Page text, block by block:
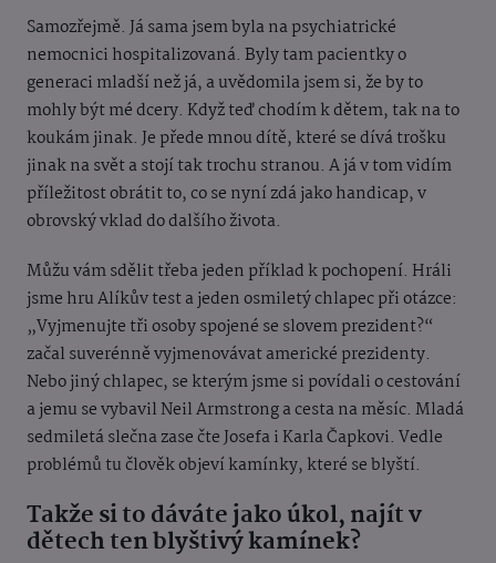
Samozřejmě. Já sama jsem byla na psychiatrické
nemocnici hospitalizovaná. Byly tam pacientky o
generaci mladší než já, a uvědomila jsem si, že by to
mohly být mé dcery. Když teď chodím k dětem, tak na to
koukám jinak. Je přede mnou dítě, které se dívá trošku
jinak na svět a stojí tak trochu stranou. A já v tom vidím
příležitost obrátit to, co se nyní zdá jako handicap, v
obrovský vklad do dalšího života.
Můžu vám sdělit třeba jeden příklad k pochopení. Hráli
jsme hru Alíkův test a jeden osmiletý chlapec při otázce:
„Vyjmenujte tři osoby spojené se slovem prezident?“
začal suverénně vyjmenovávat americké prezidenty.
Nebo jiný chlapec, se kterým jsme si povídali o cestování
a jemu se vybavil Neil Armstrong a cesta na měsíc. Mladá
sedmiletá slečna zase čte Josefa i Karla Čapkovi. Vedle
problémů tu člověk objeví kamínky, které se blyští.
Takže si to dáváte jako úkol, najít v
dětech ten blyštivý kamínek?